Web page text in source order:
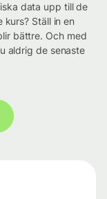
data upp till de
Ställ in en
bättre. Och med
aldrig de senaste